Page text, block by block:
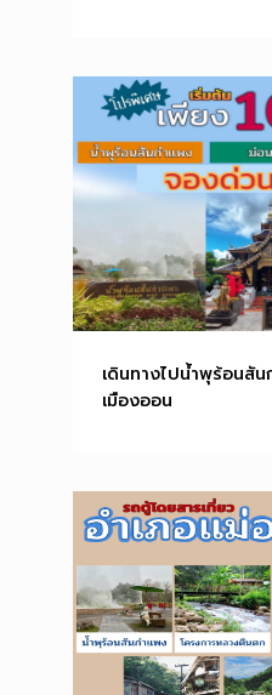
เดินทางไปน้ำพุร้อนสั
เมืองออน